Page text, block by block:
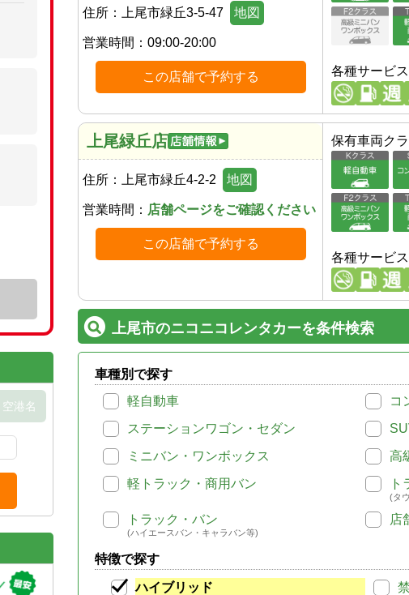
住所： 上尾市緑丘3-5-47 地図
営業時間： 09:00-20:00
この店舗で予約する 各種サービス
上尾緑丘店
住所： 上尾市緑丘4-2-2 地図
営業時間： 店舗ページをご確認ください
この店舗で予約する
保有車両ク
各種サービス
上尾市のニコニコレンタカーを条件検索
車種別で探す
軽自動車
コ
ステーションワゴン・セダン
ミニバン・ワンボックス
高
軽トラック・商用バン
ト
(タ
トラック・バン
(ハイエースバン・キャラバン等)
店
特徴で探す
ハイブリッド
空港名